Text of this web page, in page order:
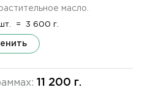
масло.
= 3 600 г.
11 200 г.